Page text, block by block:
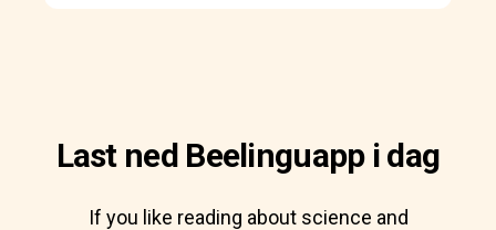
Last ned Beelinguapp i dag
If you like reading about science and